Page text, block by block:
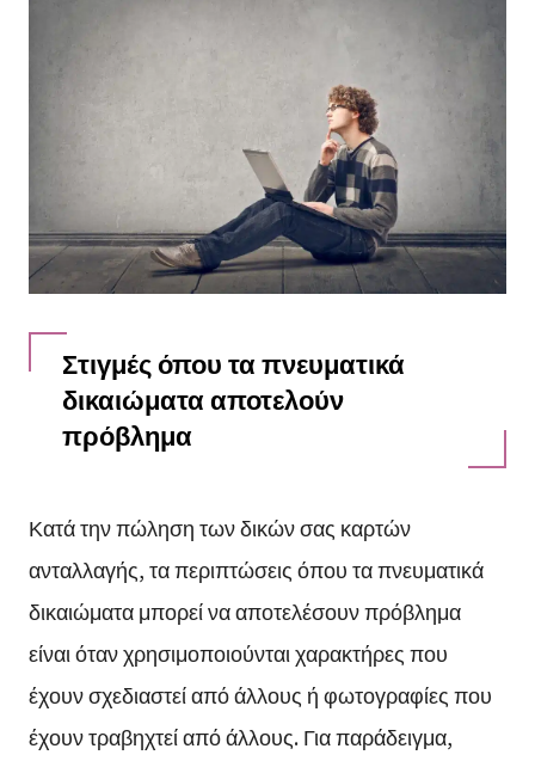
Στιγμές όπου τα πνευματικά
δικαιώματα αποτελούν
πρόβλημα
Κατά την πώληση των δικών σας καρτών
ανταλλαγής, τα περιπτώσεις όπου τα πνευματικά
δικαιώματα μπορεί να αποτελέσουν πρόβλημα
είναι όταν χρησιμοποιούνται χαρακτήρες που
έχουν σχεδιαστεί από άλλους ή φωτογραφίες που
έχουν τραβηχτεί από άλλους. Για παράδειγμα,